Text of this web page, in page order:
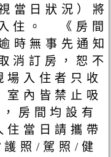
當日狀況）將
住。 《房間
時無事先通知
消訂房，恕不
場入住者只收
內皆禁止吸
房間均設有
當日請攜帶
護照/駕照/健